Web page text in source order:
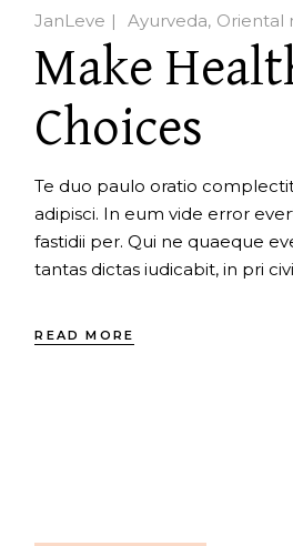
JanLeve Ayurveda Oriental
Make
Choices
Te duo paulo oratio
adipisci. In eum vide error
fastidii per. Qui ne quaeque
tantas dictas iudicabit, in pri
READ MORE